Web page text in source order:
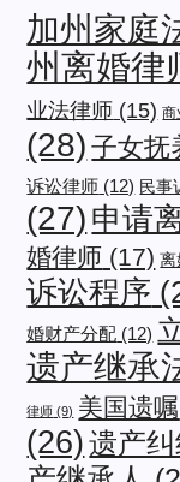
加州家庭
州离婚律
业法律师 (15) 商
(28) 子女抚
诉讼律师 (12) 民事
(27) 申请
婚律师 (17) 离
诉讼程序
婚财产分配 (12)
遗产继承
律师 (9) 美国遗嘱
(26) 遗产